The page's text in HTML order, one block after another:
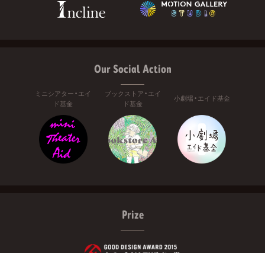
Our Social Action
ミニシアター・エイ
ド基金
ブックストア・エイ
ド基金
小劇場・エイド基金
Prize